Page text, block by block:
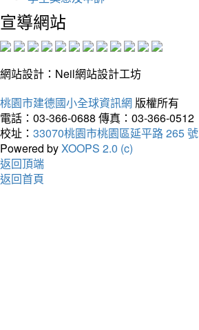
宣導網站
網站設計：Neil網站設計工坊
桃園市建德國小全球資訊網 版權所有
電話：03-366-0688 傳真：03-366-0512
校址： 33070桃園市桃園區延平路 265 號
Powered byXOOPS 2.0 (c)
返回頂端
返回首頁